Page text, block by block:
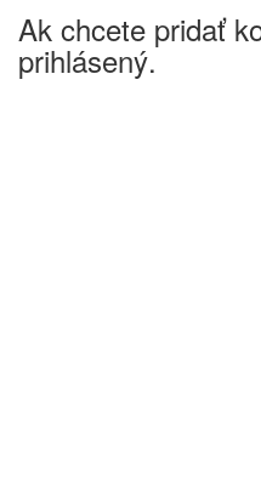
Ak chcete pridať
prihlásený.